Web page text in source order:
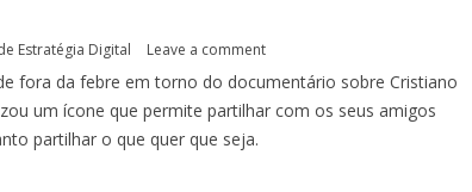
Estratégia Digital Leave a comment
fora da febre em torno do documentário sobre Cristiano
um ícone que permite partilhar com os seus amigos
partilhar o que quer que seja.